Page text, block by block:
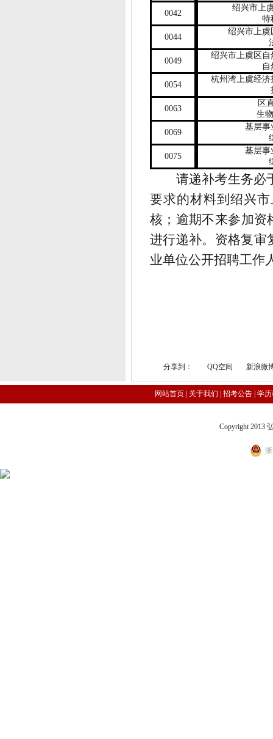
0042
绍兴市上
特
0044
绍兴市上虞
0049
绍兴市上虞区
0054
杭州湾上虞经
0063
区
生
0069
基层事
0075
基层事
请递补考生务必
要求的材料到绍兴
核 ；逾期不来参加
进行递补。 资格复审
业单位公开招聘工作
分享到： QQ空间 新浪微
网站首页| 关于我们 招考公告| 学
Copyright 2013